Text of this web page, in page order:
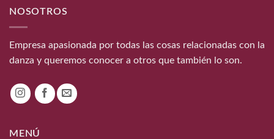
NOSOTROS
Empresa apasionada por todas las cosas relacionadas con la
danza y queremos conocer a otros que también lo son.
MENÚ